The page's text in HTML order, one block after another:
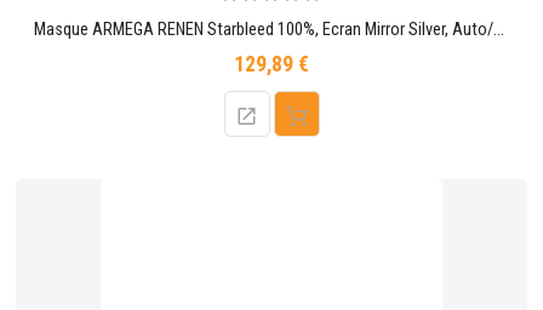
Masque ARMEGA RENEN Starbleed 100%, Ecran Mirror Silver, Auto/Moto
129,89 €